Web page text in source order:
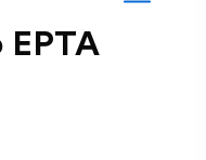
EPTA